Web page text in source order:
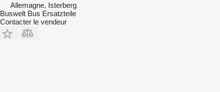
Allemagne, Isterberg
Buswelt Bus Ersatzteile
Contacter le vendeur